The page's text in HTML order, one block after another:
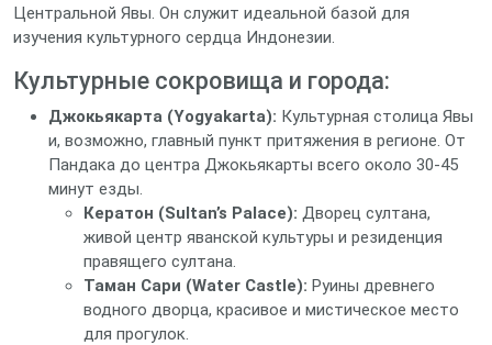
Центральной Явы. Он служит идеальной базой для
изучения культурного сердца Индонезии.
Культурные сокровища и города:
Джокьякарта (Yogyakarta): Культурная столица Явы
и, возможно, главный пункт притяжения в регионе. От
Пандака до центра Джокьякарты всего около 30-45
минут езды.
Кератон (Sultan’s Palace): Дворец султана,
живой центр яванской культуры и резиденция
правящего султана.
Таман Сари (Water Castle): Руины древнего
водного дворца, красивое и мистическое место
для прогулок.